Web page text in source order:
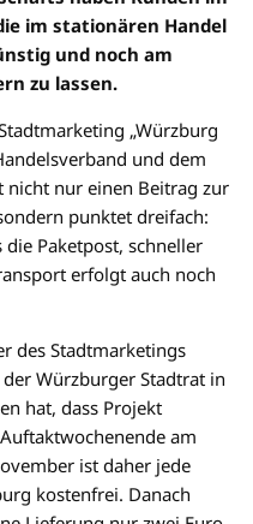
im stationären Handel
und noch am
zu lassen.
„Würzburg
und dem
nicht nur einen Beitrag zur
punktet dreifach:
Paketpost, schneller
erfolgt auch noch
des Stadtmarketings
Würzburger Stadtrat in
hat, dass Projekt
am
ist daher jede
kostenfrei. Danach